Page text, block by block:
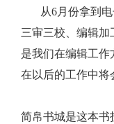
从6月份拿到
三审三校、编辑
是我们在编辑工作
在以后的工作中将
简帛书城是这本书